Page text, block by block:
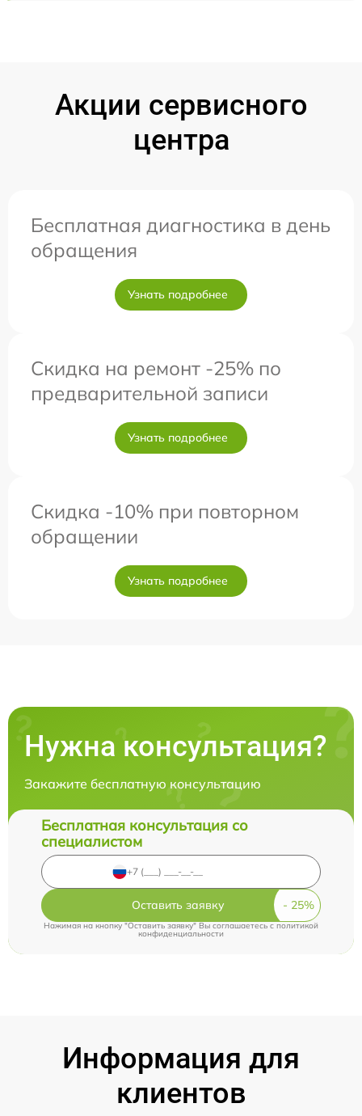
Акции сервисного
центра
Бесплатная диагностика в день
обращения
Узнать подробнее
Скидка на ремонт -25% по
предварительной записи
Узнать подробнее
Скидка -10% при повторном
обращении
Узнать подробнее
Нужна консультация?
Закажите бесплатную консультацию
Бесплатная консультация со
специалистом
Оставить заявку
Нажимая на кнопку "Оставить заявку" Вы соглашаетесь cполитикой
конфиденциальности
Информация для
клиентов